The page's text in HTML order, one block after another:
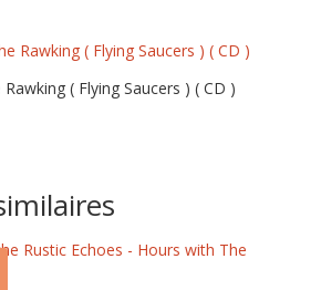
( Flying Saucers ) ( CD )